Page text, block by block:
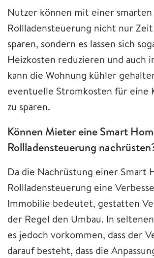
Nutzer können mit einer smarten
Rollladensteuerung nicht nur
sparen, sondern es lassen sich
Heizkosten reduzieren und auch
kann die Wohnung kühler
eventuelle Stromkosten für eine
zu sparen.
Können Mieter eine Smart
Rollladensteuerung
Da die Nachrüstung einer Smart
Rollladensteuerung eine
Immobilie bedeutet, gestatten
der Regel den Umbau. In
es jedoch vorkommen, dass der
darauf besteht, dass die